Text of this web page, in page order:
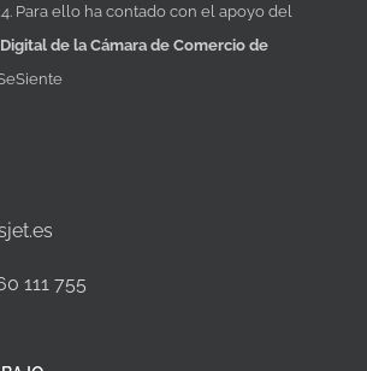
Para ello ha contado con el apoyo del
de la Cámara de Comercio de
111 755